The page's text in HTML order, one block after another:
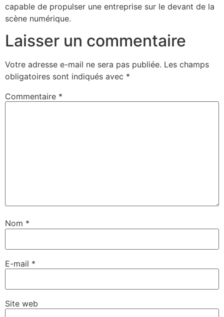
capable de propulser une entreprise sur le devant de la
scène numérique.
Laisser un commentaire
Votre adresse e-mail ne sera pas publiée. Les champs
obligatoires sont indiqués avec *
Commentaire *
Nom *
E-mail *
Site web